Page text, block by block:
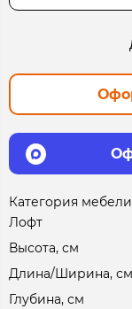
Категория мебели
Лофт
Высота, см
Длина/Ширина, см
Глубина, см